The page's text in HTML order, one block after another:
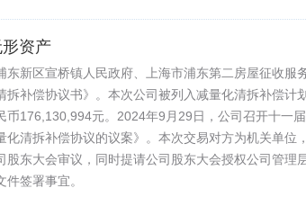
形资产
东新区宣桥镇人民政府、上海市浦东第二房屋征收服
拆补偿协议书》。本次公司被列入减量化清拆补偿计
币176,130,994元。2024年9月29日，公司召开十一
化清拆补偿协议的议案》。本次交易对方为机关单位
股东大会审议，同时提请公司股东大会授权公司管理
签署事宜。